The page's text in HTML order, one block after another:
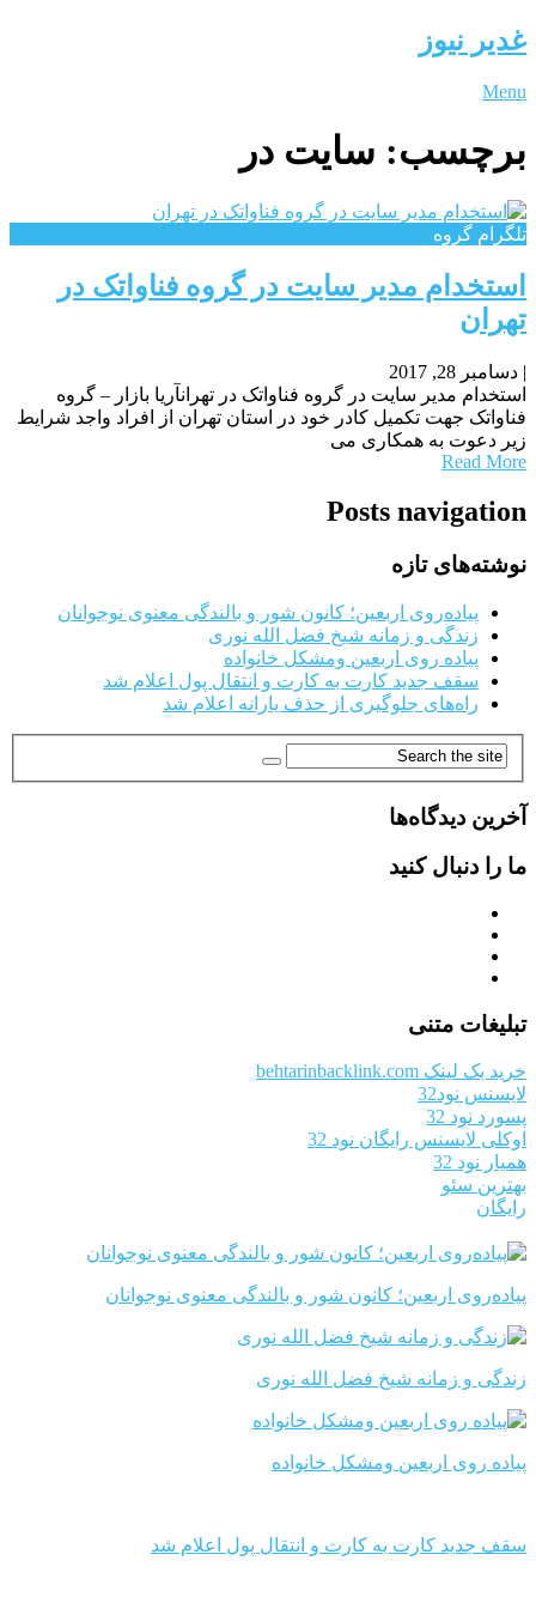
غدیر نیوز
Menu
برچسب: سایت در
تلگرام گروه
استخدام مدیر سایت در گروه فناواتک در
تهران
| دسامبر 28, 2017
استخدام مدیر سایت در گروه فناواتک در تهرانآریا بازار – گروه
فناواتک جهت تکمیل کادر خود در استان تهران از افراد واجد شرایط
زیر دعوت به همکاری می
Read More
Posts navigation
نوشته‌های تازه
پیاده‌روی اربعین؛ کانون شور و بالندگی معنوی نوجوانان
زندگی و زمانه شیخ فضل الله نوری
پیاده روی اربعین ومشکل خانواده
سقف جدید کارت به کارت و انتقال پول اعلام شد
راه‌های جلوگیری از حذف یارانه اعلام شد
آخرین دیدگاه‌ها
ما را دنبال کنید
تبلیغات متنی
خرید بک لینک behtarinbacklink.com
لایسنس نود32
پسورد نود 32
اوکلی لایسنس رایگان نود 32
همیار نود 32
بهترین سئو
رایگان
پیاده‌روی اربعین؛ کانون شور و بالندگی معنوی نوجوانان
زندگی و زمانه شیخ فضل الله نوری
پیاده روی اربعین ومشکل خانواده
سقف جدید کارت به کارت و انتقال پول اعلام شد